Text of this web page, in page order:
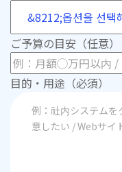
ご予算の目安（任意）
目的・用途（必須）